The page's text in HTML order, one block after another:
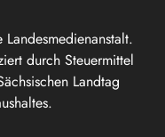
durch Steuermittel
Landtag